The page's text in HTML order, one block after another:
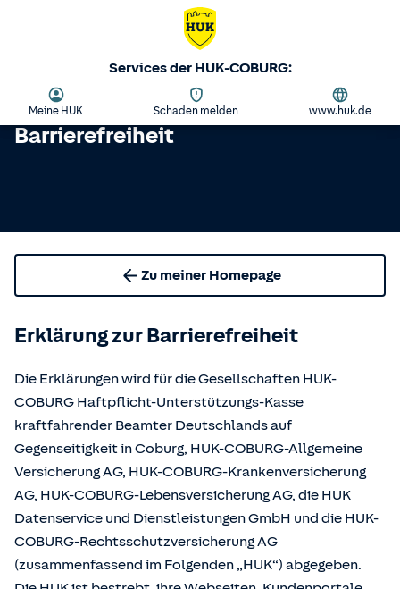
Services der HUK-COBURG:
Meine HUK Schaden melden www.huk.de
Barrierefreiheit
Zu meiner Homepage
Erklärung zur Barrierefreiheit
Die Erklärungen wird für die Gesellschaften HUK-
COBURG Haftpflicht-Unterstützungs-Kasse
kraftfahrender Beamter Deutschlands auf
Gegenseitigkeit in Coburg, HUK-COBURG-Allgemeine
Versicherung AG, HUK-COBURG-Krankenversicherung
AG, HUK-COBURG-Lebensversicherung AG, die HUK
Datenservice und Dienstleistungen GmbH und die HUK-
COBURG-Rechtsschutzversicherung AG
(zusammenfassend im Folgenden „HUK“) abgegeben.